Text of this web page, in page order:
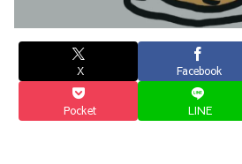
X Facebook
Pocket LINE